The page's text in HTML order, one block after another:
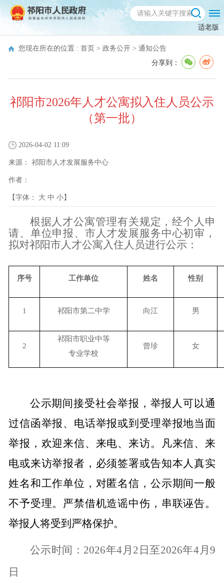
适老版
您现在所在的位置 : 首页 > 政务公开 > 通知公告
分享到：
祁阳市2026年人才公寓拟入住人员公示
（第一批）
2026-04-02 11:09
来源： 祁阳市人才发展服务中心
作者：
【字体： 大 中 小】
根据人才公寓管理有关规定，经个人申
请、单位申报、市人才发展服务中心初审，
拟对祁阳市人才公寓入住人员进行公示：
序号 工作单位 姓名 性别
1 祁阳市第二中学 向江 男
2
祁阳市职业中等
专业学校
曾珍 女
公示期间接受社会举报，举报人可以通
过信函举报、电话举报或到受理举报地当面
举报，欢迎来信、来电、来访。凡来信、来
电或来访举报者，必须签署或告知本人真实
姓名和工作单位，对匿名信，公示期间一般
不予受理。严禁借机造谣中伤，串联诬告。
举报人将受到严格保护。
公示时间： 2026年4月 2 日至2026年4月9
日